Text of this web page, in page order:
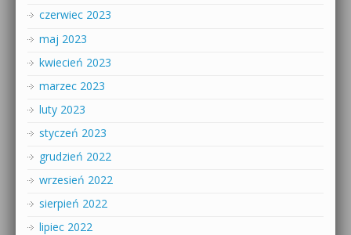
czerwiec 2023
maj 2023
kwiecień 2023
marzec 2023
luty 2023
styczeń 2023
grudzień 2022
wrzesień 2022
sierpień 2022
lipiec 2022